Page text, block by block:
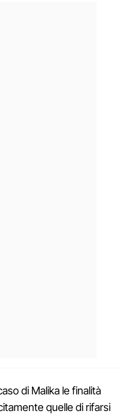
di Malika le finalità
quelle di rifarsi